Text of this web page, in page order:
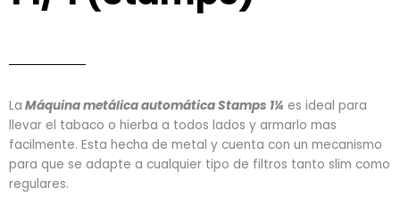
La Máquina metálica automática Stamps 1¼ es ideal para
llevar el tabaco o hierba a todos lados y armarlo mas
facilmente. Esta hecha de metal y cuenta con un mecanismo
para que se adapte a cualquier tipo de filtros tanto slim como
regulares.